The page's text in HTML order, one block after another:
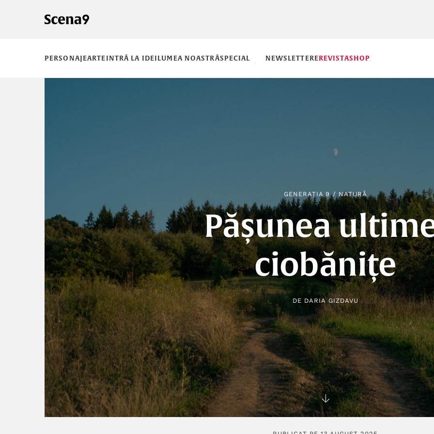
PERSONAJEARTEINTRĂ LA IDEILUMEA NOASTRĂSPECIAL NEWSLETTEREREVISTASHOP
GENERAȚIA 9/ NATURĂ
Pășunea
ciobănițe
DE DARIA GIZDAVU